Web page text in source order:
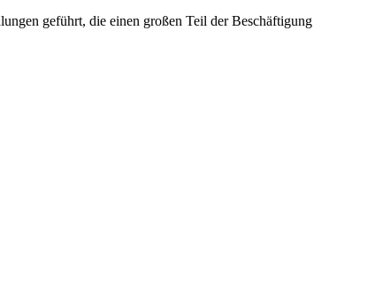
geführt, die einen großen Teil der Beschäftigung